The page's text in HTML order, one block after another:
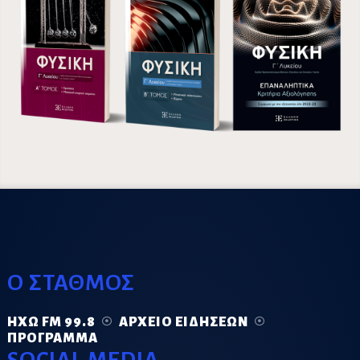
Ο ΣΤΑΘΜΟΣ
ΗΧΏ FM 99.8
ΑΡΧΕΊΟ ΕΙΔΉΣΕΩΝ
ΠΡΌΓΡΑΜΜΑ